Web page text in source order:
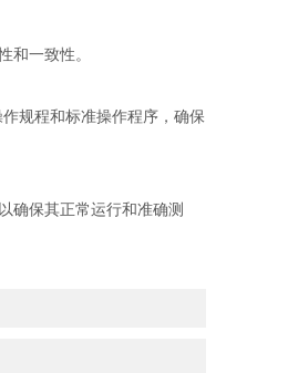
一致性。
规程和标准操作程序，确保
确保其正常运行和准确测